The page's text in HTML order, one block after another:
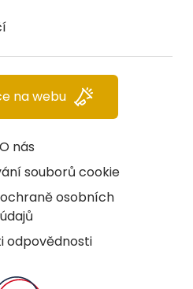
O nás
souborů cookie
osobních
údajů
odpovědnosti
na webu